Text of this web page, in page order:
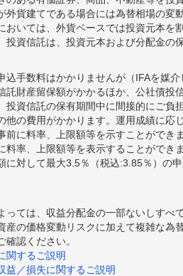
外貨建てである場合には為替相場の
おいては、外貨ベースでは投資元本
投資信託は、投資元本および分配金の
込手数料はかかりませんが（IFAを媒
託財産留保額がかかるほか、公社債
投資信託の保有期間中に間接的にご
他の費用がかかります。運用成績に
前に料率、上限額等を示すことがで
料率、上限額等を表示することがで
に対して最大3.5％（税込:3.85％）の
っては、収益分配金の一部ないしす
産の価格変動リスクに加えて複雑な
認ください。
関するご説明
益／損失に関するご説明